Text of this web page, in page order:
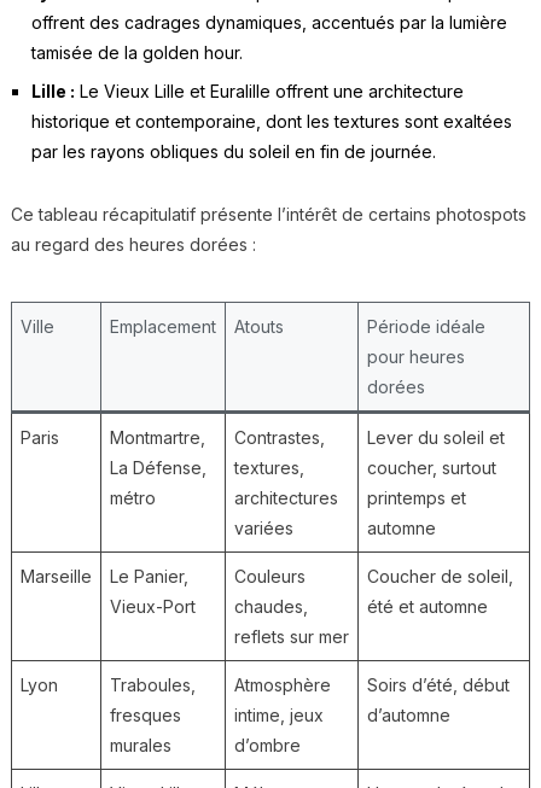
offrent des cadrages dynamiques, accentués par la lumière
tamisée de la golden hour.
Lille : Le Vieux Lille et Euralille offrent une architecture
historique et contemporaine, dont les textures sont exaltées
par les rayons obliques du soleil en fin de journée.
Ce tableau récapitulatif présente l’intérêt de certains photospots
au regard des heures dorées :
Ville Emplacement Atouts
Période idéale
pour heures
dorées
Paris
Montmartre,
La Défense,
métro
Contrastes,
textures,
architectures
variées
Lever du soleil et
coucher, surtout
printemps et
automne
Marseille
Le Panier,
Vieux-Port
Couleurs
chaudes,
reflets sur mer
Coucher de soleil,
été et automne
Lyon
Traboules,
fresques
murales
Atmosphère
intime, jeux
d’ombre
Soirs d’été, début
d’automne